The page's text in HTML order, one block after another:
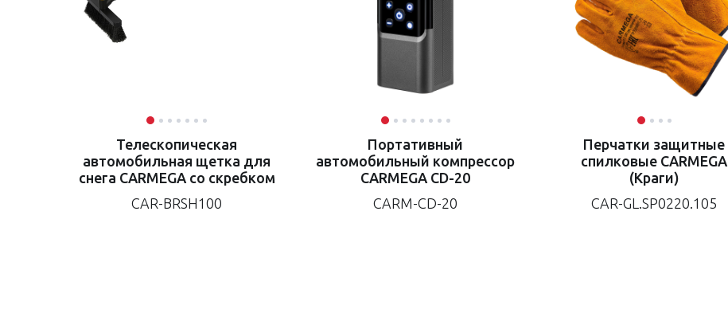
Телескопическая
автомобильная щетка для
снега CARMEGA со скребком
CAR-BRSH100
Портативный
автомобильный компрессор
CARMEGA CD-20
CARM-CD-20
Перчатки защитные
спилковые CARMEGA
(Краги)
CAR-GL.SP0220.105